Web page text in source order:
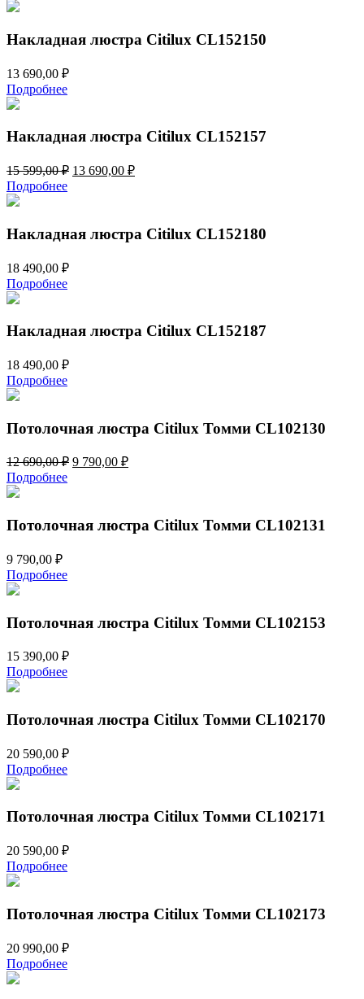
Накладная люстра Citilux CL152150
13 690,00 ₽
Подробнее
Накладная люстра Citilux CL152157
15 599,00₽ Первоначальная
13 690,00 ₽Текущая
Подробнее
Накладная люстра Citilux CL152180
18 490,00 ₽
Подробнее
Накладная люстра Citilux CL152187
18 490,00 ₽
Подробнее
Потолочная люстра Citilux Томми CL102130
12 690,00₽ Первоначальная
690,00 ₽.
9 790,00 ₽Текущая
Подробнее
Потолочная люстра Citilux Томми CL102131
9 790,00 ₽
Подробнее
Потолочная люстра Citilux Томми CL102153
15 390,00 ₽
Подробнее
Потолочная люстра Citilux Томми CL102170
20 590,00 ₽
Подробнее
Потолочная люстра Citilux Томми CL102171
20 590,00 ₽
Подробнее
Потолочная люстра Citilux Томми CL102173
20 990,00 ₽
Подробнее